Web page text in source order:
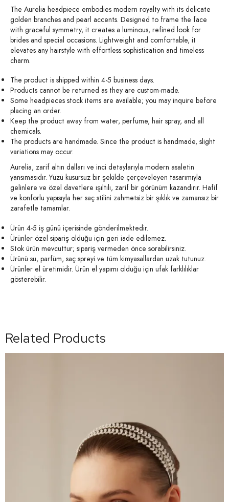
The Aurelia headpiece embodies modern royalty with its delicate
golden branches and pearl accents. Designed to frame the face
with graceful symmetry, it creates a luminous, refined look for
brides and special occasions. Lightweight and comfortable, it
elevates any hairstyle with effortless sophistication and timeless
charm.
The product is shipped within 4-5 business days.
Products cannot be returned as they are custom-made.
Some headpieces stock items are available; you may inquire before
placing an order.
Keep the product away from water, perfume, hair spray, and all
chemicals.
The products are handmade. Since the product is handmade, slight
variations may occur.
Aurelia, zarif altın dalları ve inci detaylarıyla modern asaletin
yansımasıdır. Yüzü kusursuz bir şekilde çerçeveleyen tasarımıyla
gelinlere ve özel davetlere ışıltılı, zarif bir görünüm kazandırır. Hafif
ve konforlu yapısıyla her saç stilini zahmetsiz bir şıklık ve zamansız bir
zarafetle tamamlar.
Ürün 4-5 iş günü içerisinde gönderilmektedir.
Ürünler özel sipariş olduğu için geri iade edilemez.
Stok ürün mevcuttur; sipariş vermeden önce sorabilirsiniz.
Ürünü su, parfüm, saç spreyi ve tüm kimyasallardan uzak tutunuz.
Ürünler el üretimidir. Ürün el yapımı olduğu için ufak farklılıklar
gösterebilir.
Related Products